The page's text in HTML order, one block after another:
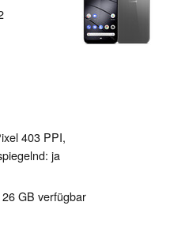
403 PPI,
ja
26 GB verfügbar